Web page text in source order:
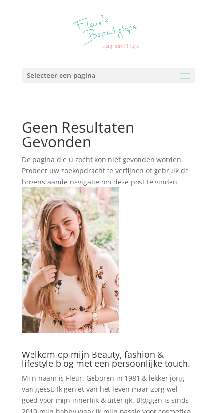
Selecteer een pagina
Geen Resultaten
Gevonden
De pagina die u zocht kon niet gevonden worden.
Probeer uw zoekopdracht te verfijnen of gebruik de
bovenstaande navigatie om deze post te vinden.
Welkom op mijn Beauty, fashion &
lifestyle blog met een persoonlijke touch.
Mijn naam is Fleur. Geboren in 1981 & lekker jong
van geest. Ik geniet van het leven maar zorg wel
goed voor mijn innerlijk & uiterlijk. Bloggen is sinds